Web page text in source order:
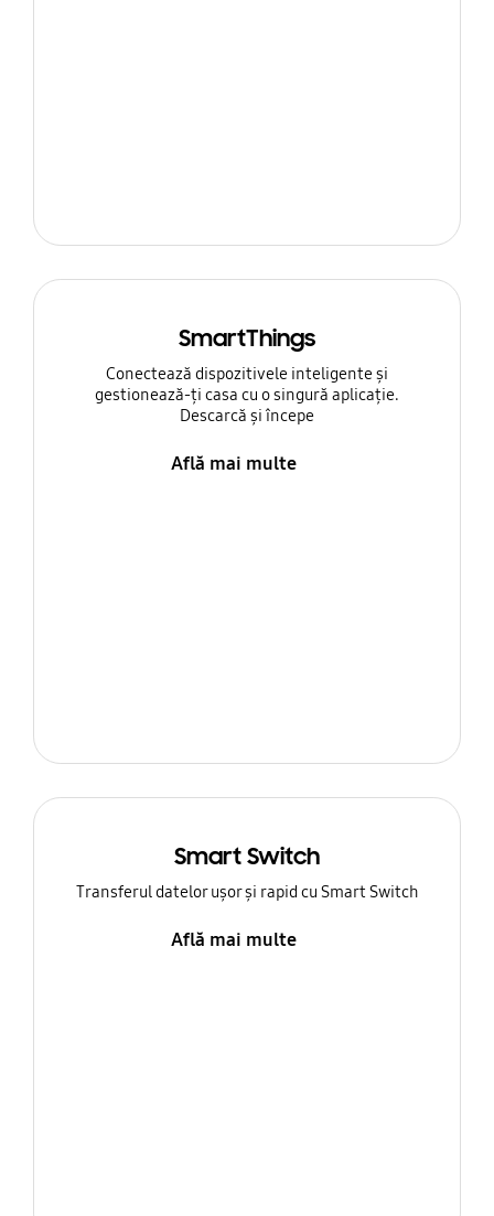
SmartThings
Conectează dispozitivele inteligente și
gestionează-ți casa cu o singură aplicație.
Descarcă și începe
Află mai multe
Smart Switch
Transferul datelor ușor și rapid cu Smart Switch
Află mai multe